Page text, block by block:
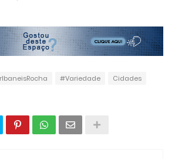
#Variedade
Cidades